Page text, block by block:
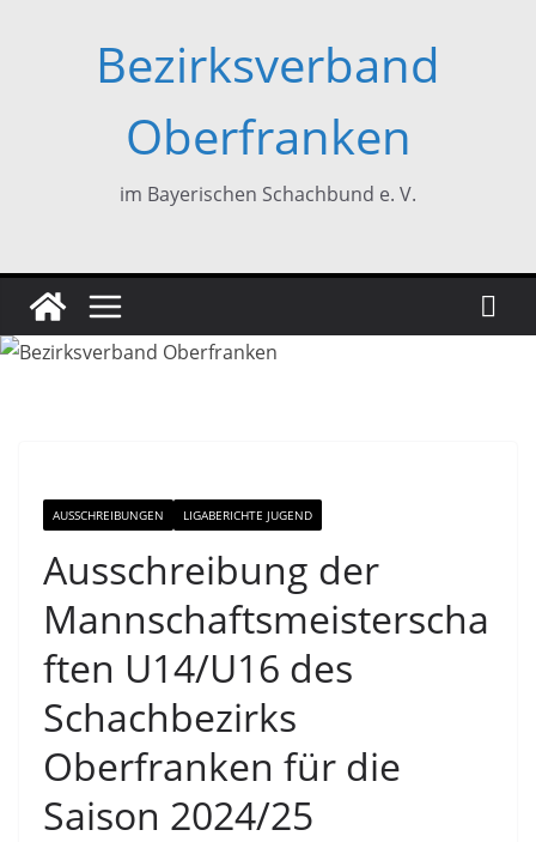
Bezirksverband
Oberfranken
im Bayerischen Schachbund e. V.
AUSSCHREIBUNGEN LIGABERICHTE JUGEND
Ausschreibung der
Mannschaftsmeisterscha
ften U14/U16 des
Schachbezirks
Oberfranken für die
Saison 2024/25